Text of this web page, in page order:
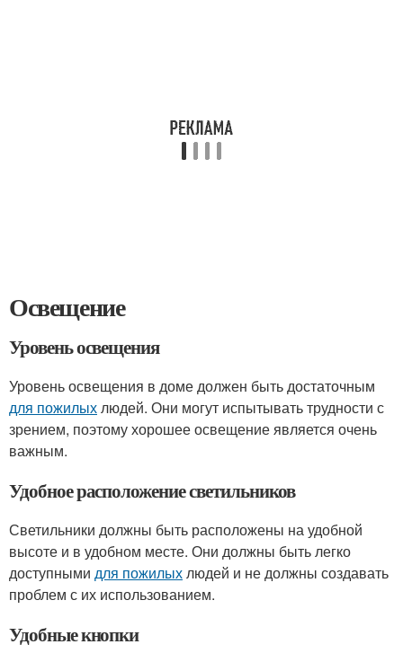
Освещение
Уровень освещения
Уровень освещения в доме должен быть достаточным
для пожилыхлюдей. Они могут испытывать трудности с
зрением, поэтому хорошее освещение является очень
важным.
Удобное расположение светильников
Светильники должны быть расположены на удобной
высоте и в удобном месте. Они должны быть легко
доступными для пожилыхлюдей и не должны создавать
проблем с их использованием.
Удобные кнопки